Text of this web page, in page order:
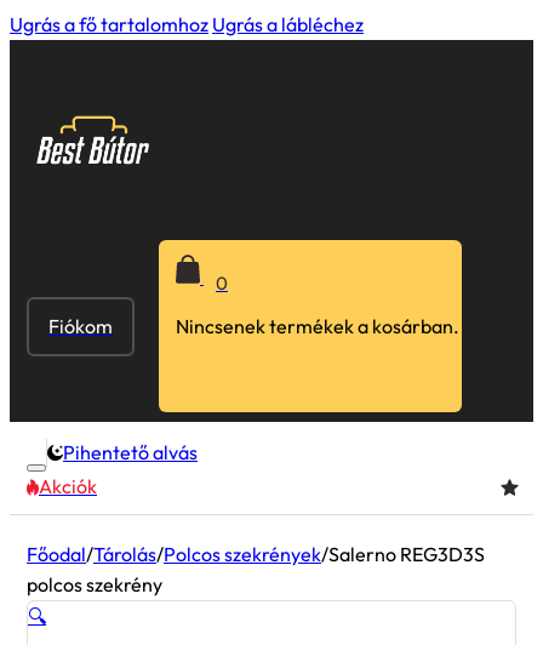
Ugrás a fő tartalomhoz Ugrás a lábléchez
Fiókom
0
Nincsenek termékek a kosárban.
Pihentető alvás
Akciók
Főodal/Tárolás/Polcos szekrények/Salerno REG3D3S
polcos szekrény
🔍